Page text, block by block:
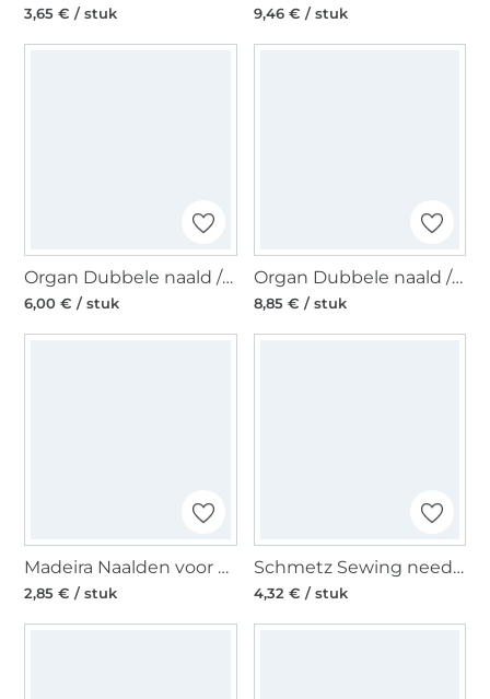
3,65 € / stuk 9,46 € / stuk
Organ Dubbele naald / Tweelingnaald 130/705, 80/4,0 mm
6,00 € / stuk
Organ Dubbele naald / Tweelingnaald 130/705, 80/3,0 mm
8,85 € / stuk
Madeira Naalden voor naaimachines Super Stretch
2,85 € / stuk
Schmetz Sewing needle 130/705 H-LL, Leer 80 - 100
4,32 € / stuk